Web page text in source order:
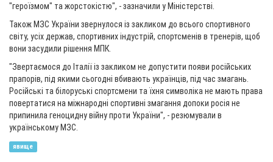
"героїзмом" та жорстокістю", - зазначили у Міністерстві.
Також МЗС України звернулося із закликом до всього спортивного
світу, усіх держав, спортивних індустрій, спортсменів в тренерів, щоб
вони засудили рішення МПК.
"Звертаємося до Італії із закликом не допустити появи російських
прапорів, під якими сьогодні вбивають українців, під час змагань.
Російські та білоруські спортсмени та їхня символіка не мають права
повертатися на міжнародні спортивні змагання допоки росія не
припинила геноцидну війну проти України", - резюмували в
українському МЗС.
явище